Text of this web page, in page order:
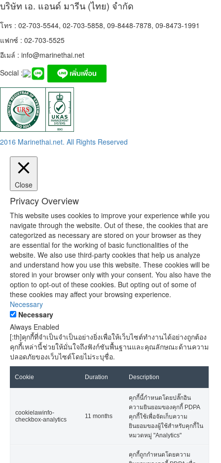
บริษัท เอ. แอนด์ มารีน (ไทย) จำกัด
โทร : 02-703-5544, 02-703-5858, 09-8448-7878, 09-8473-1991
แฟกซ์ : 02-703-5525
อีเมล์ : info@marinethai.net
Social :
2016 Marinethai.net. All Rights Reserved
Close
Privacy Overview
This website uses cookies to improve your experience while you
navigate through the website. Out of these, the cookies that are
categorized as necessary are stored on your browser as they
are essential for the working of basic functionalities of the
website. We also use third-party cookies that help us analyze
and understand how you use this website. These cookies will be
stored in your browser only with your consent. You also have the
option to opt-out of these cookies. But opting out of some of
these cookies may affect your browsing experience.
Necessary
Necessary
Always Enabled
[:th]คุกกี้ที่จำเป็นจำเป็นอย่างยิ่งเพื่อให้เว็บไซต์ทำงานได้อย่างถูกต้อง
คุกกี้เหล่านี้ช่วยให้มั่นใจถึงฟังก์ชันพื้นฐานและคุณลักษณะด้านความ
ปลอดภัยของเว็บไซต์โดยไม่ระบุชื่อ.
Cookie Duration Description
cookielawinfo-
checkbox-analytics
11 months
คุกกี้นี้กำหนดโดยปลั๊กอิน
ความยินยอมของคุกกี้ PDPA
คุกกี้ใช้เพื่อจัดเก็บความ
ยินยอมของผู้ใช้สำหรับคุกกี้ใน
หมวดหมู่ "Analytics"
คุกกี้ถูกกำหนดโดยความ